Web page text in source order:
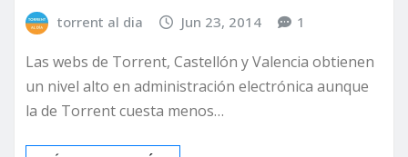
torrent al dia Jun 23, 2014 1
Las webs de Torrent, Castellón y Valencia obtienen
un nivel alto en administración electrónica aunque
la de Torrent cuesta menos…